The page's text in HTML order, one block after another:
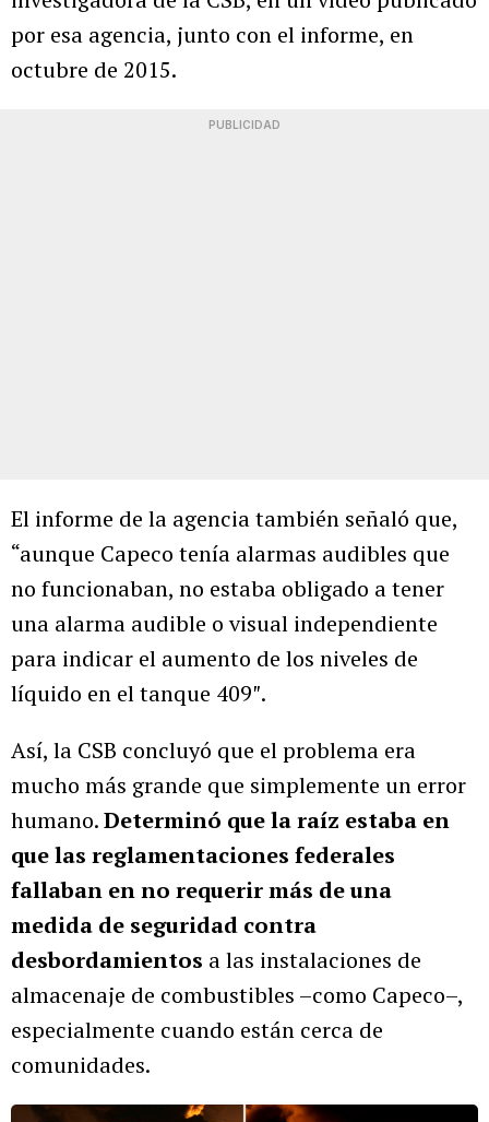
por esa agencia, junto con el informe, en
octubre de 2015.
PUBLICIDAD
El informe de la agencia también señaló que,
“aunque Capeco tenía alarmas audibles que
no funcionaban, no estaba obligado a tener
una alarma audible o visual independiente
para indicar el aumento de los niveles de
líquido en el tanque 409″.
Así, la CSB concluyó que el problema era
mucho más grande que simplemente un error
humano.Determinó que la raíz estaba en
que las reglamentaciones federales
fallaban en no requerir más de una
medida de seguridad contra
desbordamientos a las instalaciones de
almacenaje de combustibles –como Capeco–,
especialmente cuando están cerca de
comunidades.